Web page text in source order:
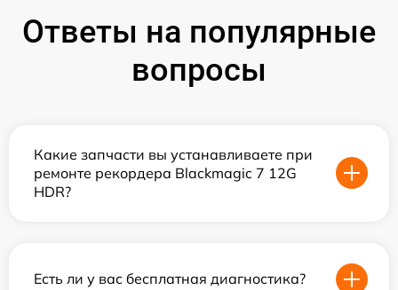
Ответы на популярные
вопросы
Какие запчасти вы устанавливаете при
ремонте рекордера Blackmagic 7 12G
HDR?
Есть ли у вас бесплатная диагностика?